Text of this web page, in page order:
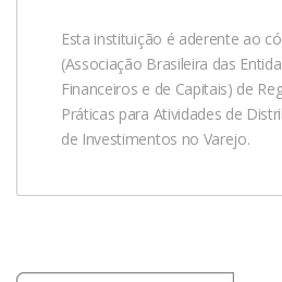
Esta instituição é aderente ao
(Associação Brasileira das
Financeiros e de Capitais) de
Práticas para Atividades de
de Investimentos no Varejo.